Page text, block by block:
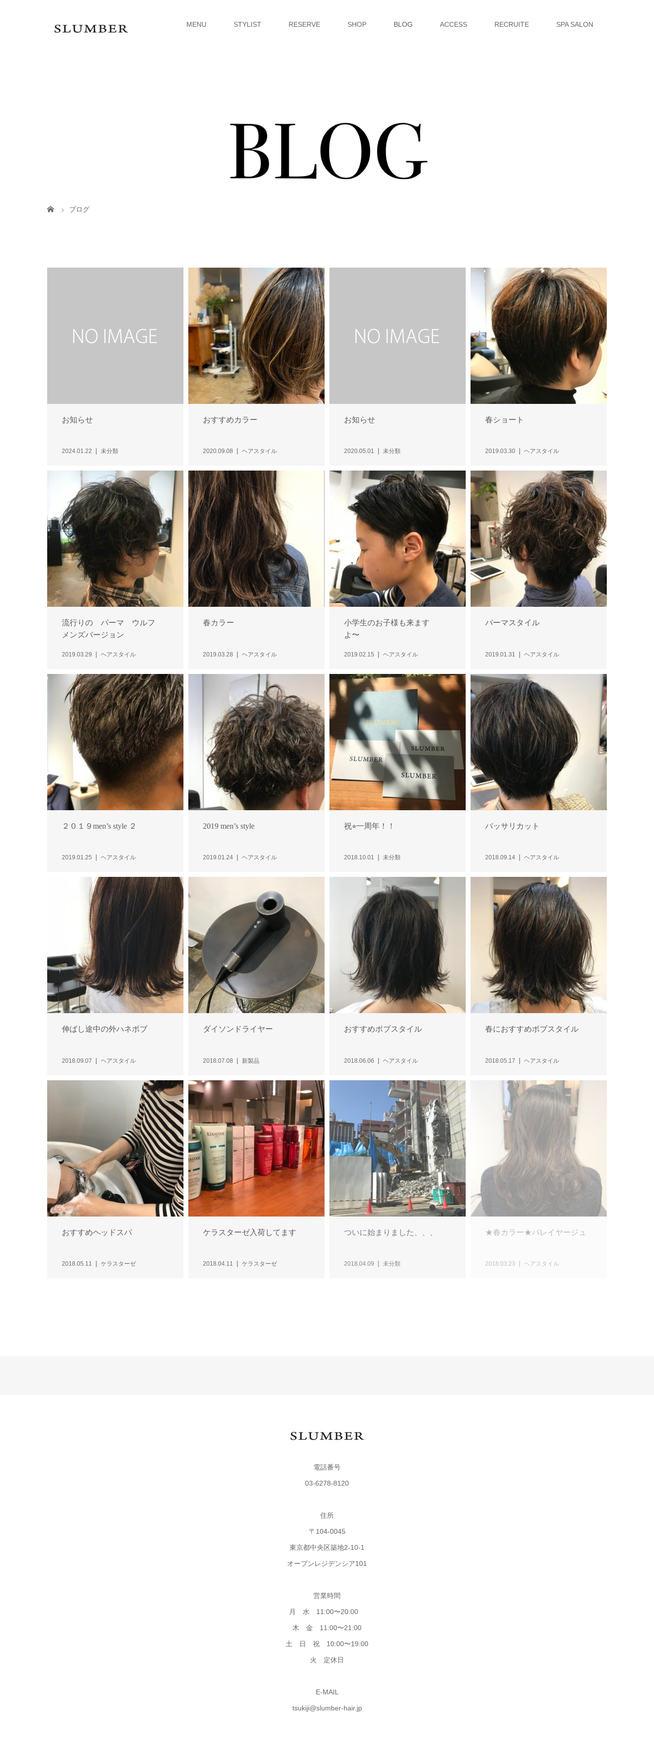
MENU STYLIST RESERVE SHOP BLOG ACCESS RECRUITE SPA SALON
ブログ
お知らせ
2024.01.22 未分類
おすすめカラー
2020.09.08 ヘアスタイル
お知らせ
2020.05.01 未分類
春ショート
2019.03.30 ヘアスタイル
流行りの パーマ ウルフ
メンズバージョン
2019.03.29 ヘアスタイル
春カラー
2019.03.28 ヘアスタイル
小学生のお子様も来ます
よ〜
2019.02.15 ヘアスタイル
パーマスタイル
2019.01.31 ヘアスタイル
２０１９men’s style ２
2019.01.25 ヘアスタイル
2019 men’s style
2019.01.24 ヘアスタイル
祝⭐︎一周年！！
2018.10.01 未分類
バッサリカット
2018.09.14 ヘアスタイル
伸ばし途中の外ハネボブ
2018.09.07 ヘアスタイル
ダイソンドライヤー
2018.07.08 新製品
おすすめボブスタイル
2018.06.06 ヘアスタイル
春におすすめボブスタイル
2018.05.17 ヘアスタイル
おすすめヘッドスパ
2018.05.11 ケラスターゼ
ケラスターゼ入荷してます
2018.04.11 ケラスターゼ
ついに始まりました、、、
2018.04.09 未分類
★春カラー★バレイヤージュ
2018.03.23 ヘアスタイル
電話番号
03-6278-8120
住所
〒104-0045
東京都中央区築地2-10-1
オープンレジデンシア101
営業時間
月 水 11:00〜20:00
木 金 11:00〜21:00
土 日 祝 10:00〜19:00
火 定休日
E-MAIL
tsukiji@slumber-hair.jp